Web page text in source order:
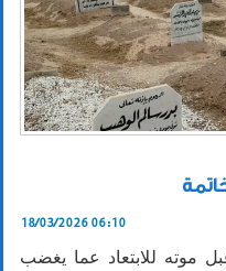
18/03/2026 06:10
موته للابتعاد عما يغضب